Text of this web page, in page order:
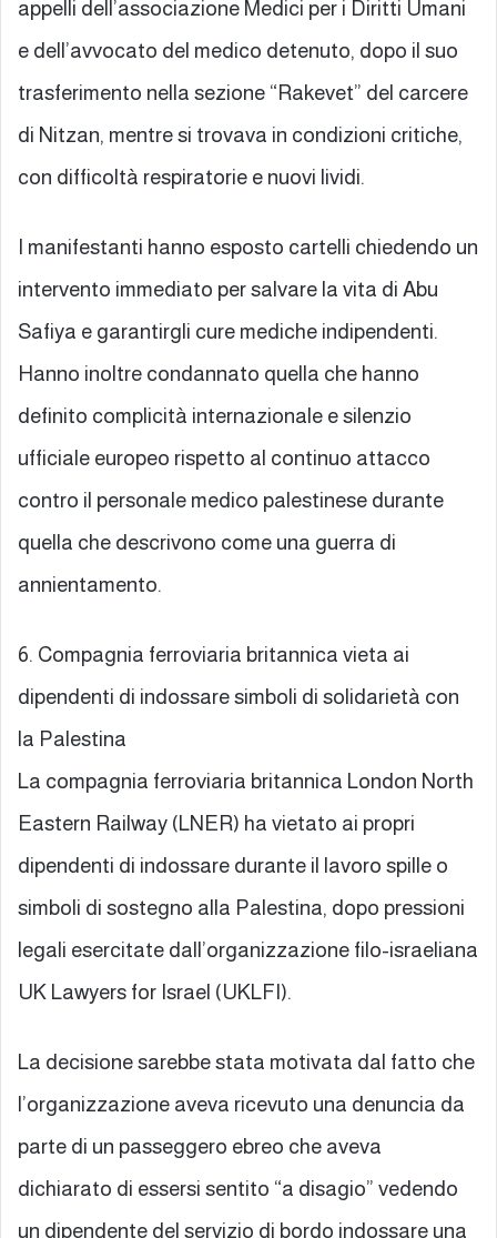
appelli dell’associazione Medici per i Diritti Umani
e dell’avvocato del medico detenuto, dopo il suo
trasferimento nella sezione “Rakevet” del carcere
di Nitzan, mentre si trovava in condizioni critiche,
con difficoltà respiratorie e nuovi lividi.
I manifestanti hanno esposto cartelli chiedendo un
intervento immediato per salvare la vita di Abu
Safiya e garantirgli cure mediche indipendenti.
Hanno inoltre condannato quella che hanno
definito complicità internazionale e silenzio
ufficiale europeo rispetto al continuo attacco
contro il personale medico palestinese durante
quella che descrivono come una guerra di
annientamento.
6. Compagnia ferroviaria britannica vieta ai
dipendenti di indossare simboli di solidarietà con
la Palestina
La compagnia ferroviaria britannica London North
Eastern Railway (LNER) ha vietato ai propri
dipendenti di indossare durante il lavoro spille o
simboli di sostegno alla Palestina, dopo pressioni
legali esercitate dall’organizzazione filo-israeliana
UK Lawyers for Israel (UKLFI).
La decisione sarebbe stata motivata dal fatto che
l’organizzazione aveva ricevuto una denuncia da
parte di un passeggero ebreo che aveva
dichiarato di essersi sentito “a disagio” vedendo
un dipendente del servizio di bordo indossare una